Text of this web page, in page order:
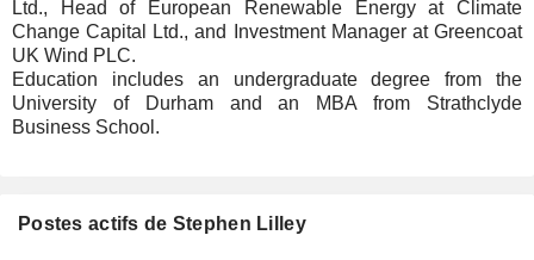
Ltd., Head of European Renewable Energy at Climate
Change Capital Ltd., and Investment Manager at Greencoat
UK Wind PLC.
Education includes an undergraduate degree from the
University of Durham and an MBA from Strathclyde
Business School.
Postes actifs de Stephen Lilley